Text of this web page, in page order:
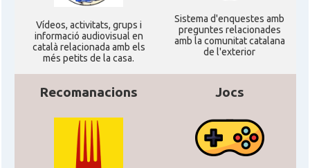
Ví­deos, activitats, grups i
informació audiovisual en
català relacionada amb els
més petits de la casa.
Sistema d'enquestes amb
preguntes relacionades
amb la comunitat catalana
de l'exterior
Recomanacions Jocs